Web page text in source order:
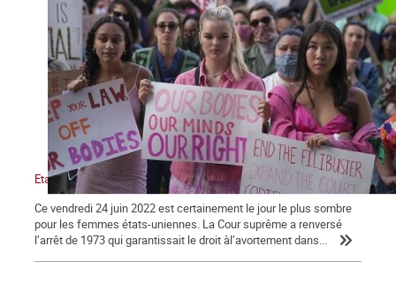
Etats-Unis : victoire de l’obscurantisme.
Ce vendredi 24 juin 2022 est certainement le jour le plus sombre
pour les femmes états-uniennes. La Cour suprême a renversé
l’arrêt de 1973 qui garantissait le droit àl’avortement dans...